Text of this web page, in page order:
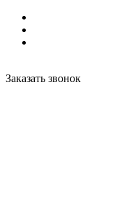
Заказать звонок